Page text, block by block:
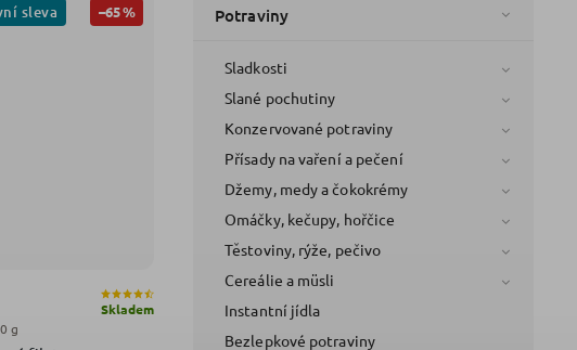
Potraviny
Sladkosti
Slané pochutiny
Konzervované potraviny
Přísady na vaření a pečení
Džemy, medy a čokokrémy
Omáčky, kečupy, hořčice
Těstoviny, rýže, pečivo
Cereálie a müsli
Instantní jídla
Bezlepkové potraviny
sleva –65 %
Skladem
g